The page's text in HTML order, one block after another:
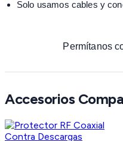
Solo usamos cables y
Permítanos
Accesorios